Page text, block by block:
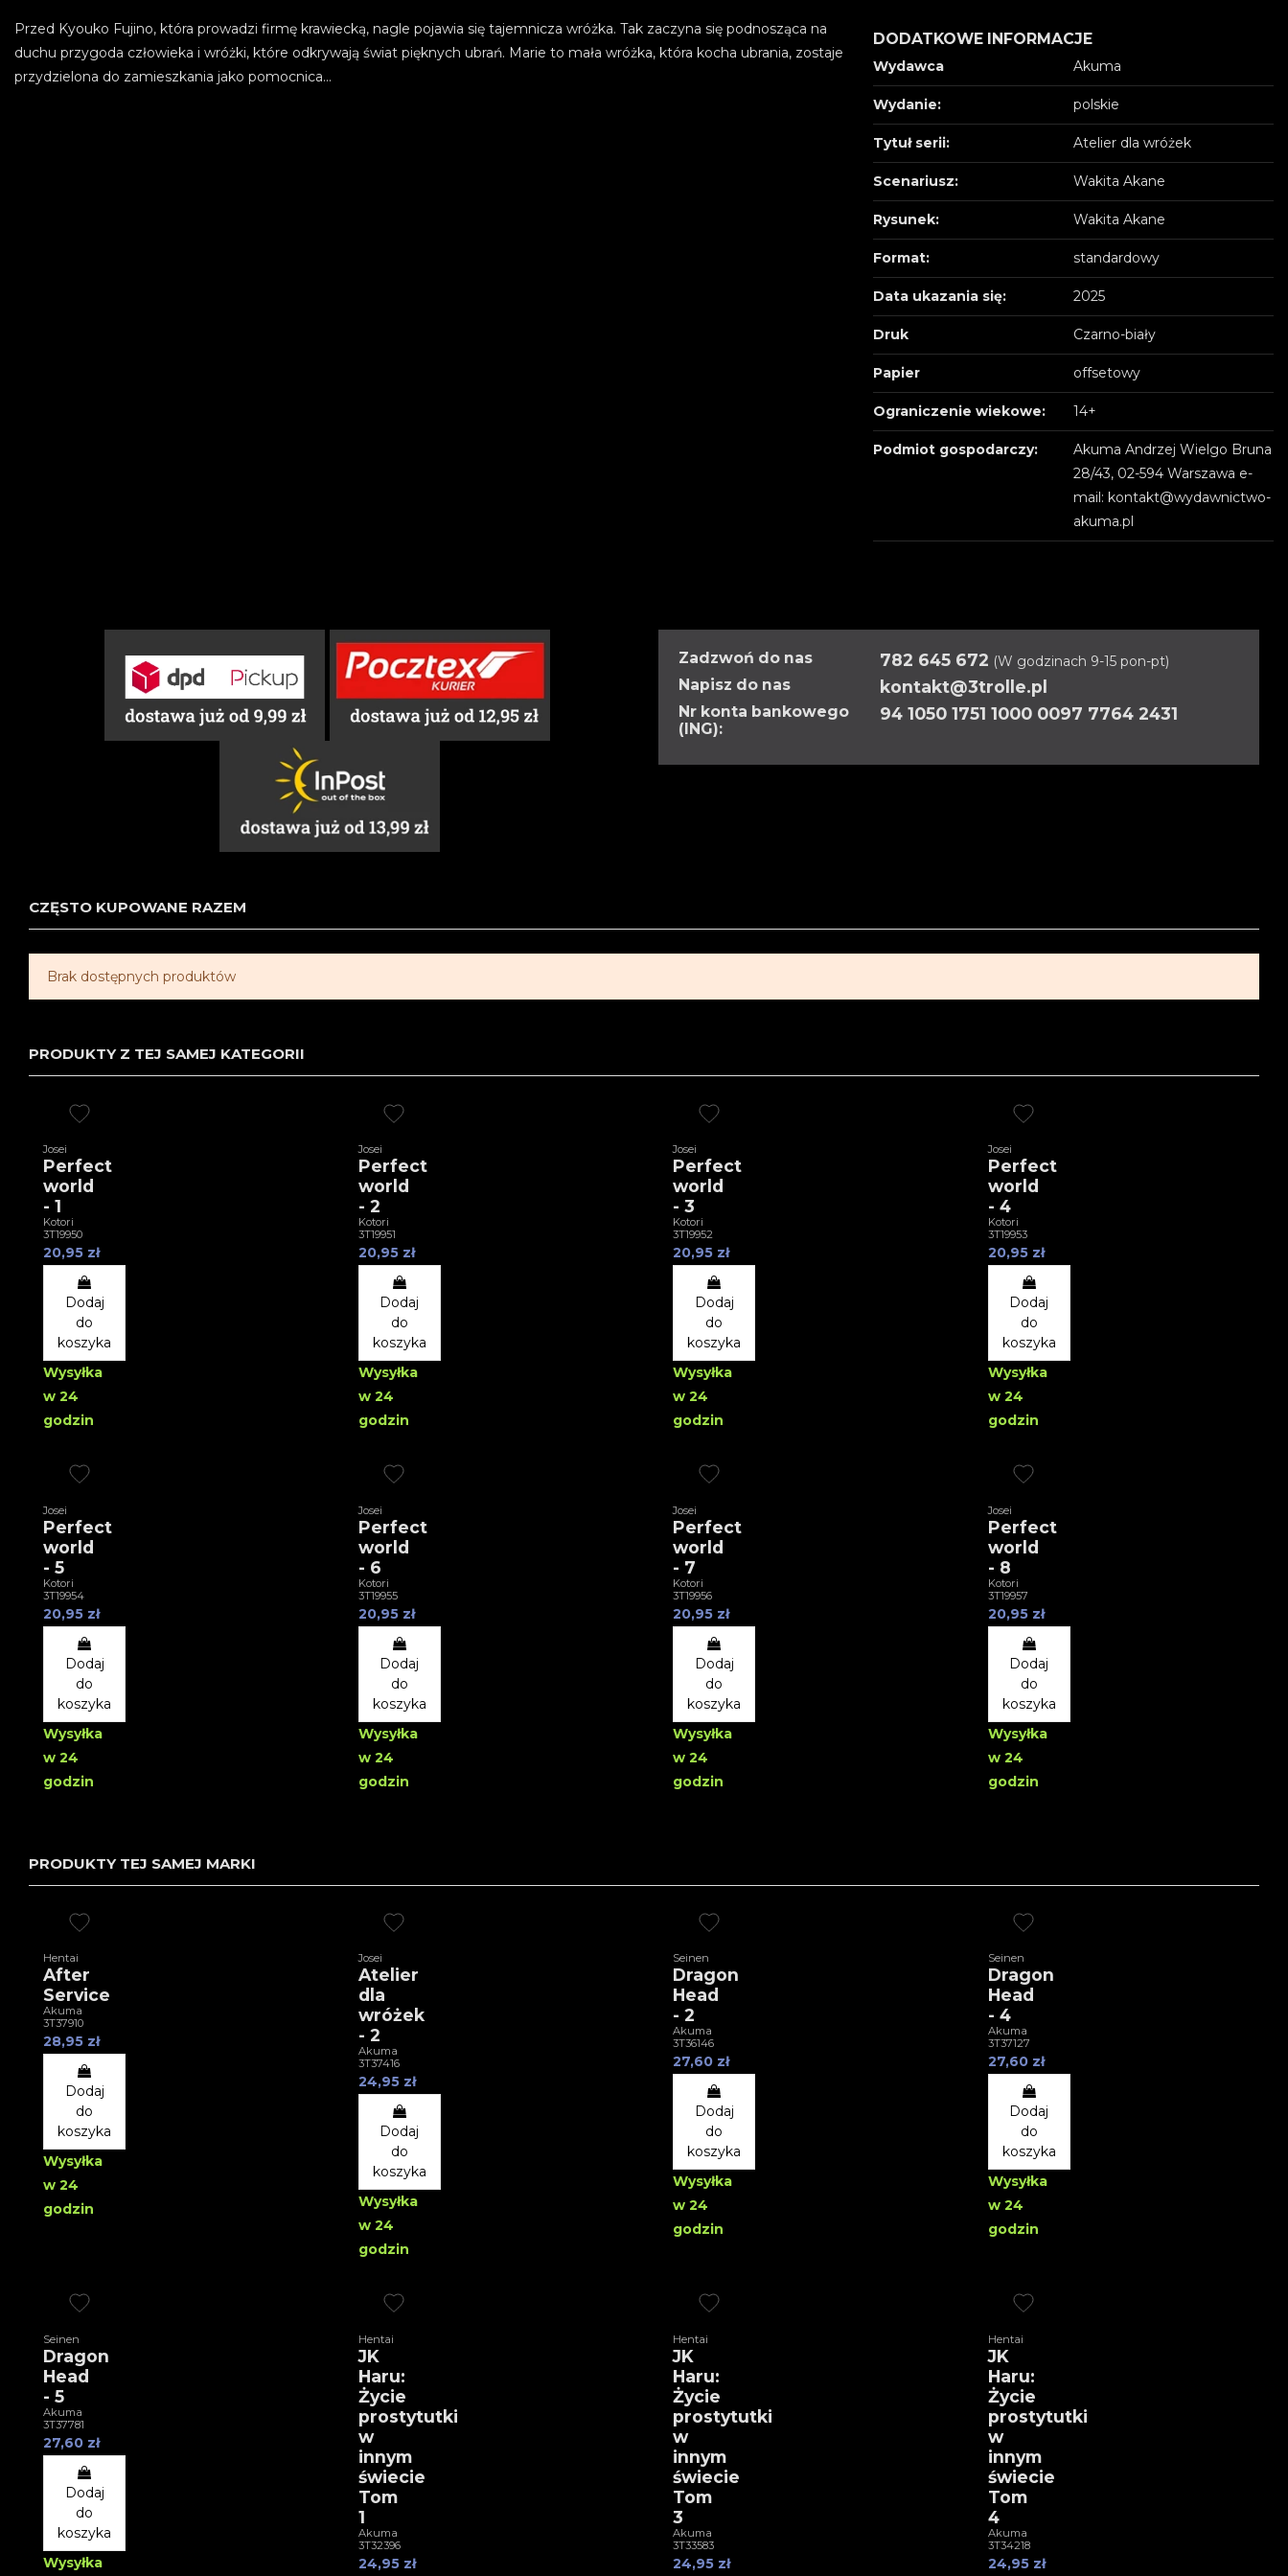
Przed Kyouko Fujino, która prowadzi firmę krawiecką, nagle pojawia się tajemnicza wróżka. Tak zaczyna się podnosząca na
duchu przygoda człowieka i wróżki, które odkrywają świat pięknych ubrań. Marie to mała wróżka, która kocha ubrania, zostaje
przydzielona do zamieszkania jako pomocnica...
DODATKOWE INFORMACJE
Wydawca Akuma
Wydanie: polskie
Tytuł serii: Atelier dla wróżek
Scenariusz: Wakita Akane
Rysunek: Wakita Akane
Format: standardowy
Data ukazania się: 2025
Druk Czarno-biały
Papier offsetowy
Ograniczenie wiekowe: 14+
Podmiot gospodarczy:
Akuma Andrzej Wielgo Bruna
28/43, 02-594 Warszawa e-
mail: kontakt@wydawnictwo-
akuma.pl
Zadzwoń do nas 782 645 672 (W godzinach 9-15 pon-pt)
Napisz do nas kontakt@3trolle.pl
Nr konta bankowego
(ING):
94 1050 1751 1000 0097 7764 2431
CZĘSTO KUPOWANE RAZEM
Brak dostępnych produktów
PRODUKTY Z TEJ SAMEJ KATEGORII
Josei
Perfect
world
- 1
Kotori
3T19950
20,95 zł
Dodaj
do
koszyka
Wysyłka
w 24
godzin
Josei
Perfect
world
- 2
Kotori
3T19951
20,95 zł
Dodaj
do
koszyka
Wysyłka
w 24
godzin
Josei
Perfect
world
- 3
Kotori
3T19952
20,95 zł
Dodaj
do
koszyka
Wysyłka
w 24
godzin
Josei
Perfect
world
- 4
Kotori
3T19953
20,95 zł
Dodaj
do
koszyka
Wysyłka
w 24
godzin
Josei
Perfect
world
- 5
Kotori
3T19954
20,95 zł
Dodaj
do
koszyka
Wysyłka
w 24
godzin
Josei
Perfect
world
- 6
Kotori
3T19955
20,95 zł
Dodaj
do
koszyka
Wysyłka
w 24
godzin
Josei
Perfect
world
- 7
Kotori
3T19956
20,95 zł
Dodaj
do
koszyka
Wysyłka
w 24
godzin
Josei
Perfect
world
- 8
Kotori
3T19957
20,95 zł
Dodaj
do
koszyka
Wysyłka
w 24
godzin
PRODUKTY TEJ SAMEJ MARKI
Hentai
After
Service
Akuma
3T37910
28,95 zł
Dodaj
do
koszyka
Wysyłka
w 24
godzin
Josei
Atelier
dla
wróżek
- 2
Akuma
3T37416
24,95 zł
Dodaj
do
koszyka
Wysyłka
w 24
godzin
Seinen
Dragon
Head
- 2
Akuma
3T36146
27,60 zł
Dodaj
do
koszyka
Wysyłka
w 24
godzin
Seinen
Dragon
Head
- 4
Akuma
3T37127
27,60 zł
Dodaj
do
koszyka
Wysyłka
w 24
godzin
Seinen
Dragon
Head
- 5
Akuma
3T37781
27,60 zł
Dodaj
do
koszyka
Wysyłka
Hentai
JK
Haru:
Życie
prostytutki
w
innym
świecie
Tom
1
Akuma
3T32396
24,95 zł
Hentai
JK
Haru:
Życie
prostytutki
w
innym
świecie
Tom
3
Akuma
3T33583
24,95 zł
Hentai
JK
Haru:
Życie
prostytutki
w
innym
świecie
Tom
4
Akuma
3T34218
24,95 zł